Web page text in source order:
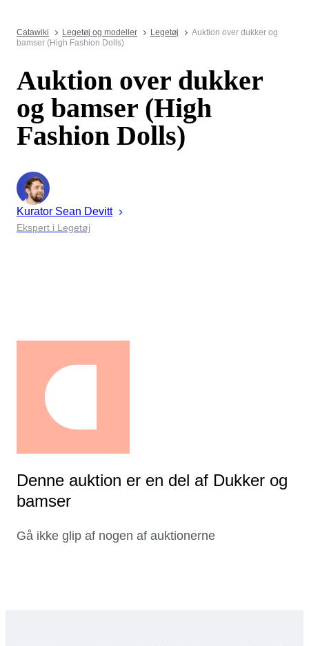
Catawiki Legetøj og modeller Legetøj
Auktion over dukker og
bamser (High Fashion Dolls)
Auktion over dukker
og bamser (High
Fashion Dolls)
Kurator Sean Devitt
Ekspert i Legetøj
Denne auktion er en del af Dukker og
bamser
Gå ikke glip af nogen af auktionerne